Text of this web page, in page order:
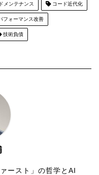
メンテナンス コード近代化
フォーマンス改善
技術負債
ースト」の哲学とAI